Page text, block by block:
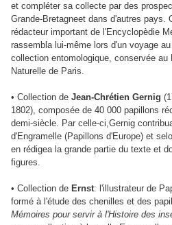
et compléter sa collecte par des
Grande-Bretagneet dans d'autres pays.
rédacteur important de l'Encyclopèdie
rassembla lui-même lors d'un voyage
collection entomologique, conservée au
Naturelle de Paris.
• Collection de Jean-Chrétien Gernig
1802), composée de 40 000 papillons
demi-siècle. Par celle-ci,Gernig
d'Engramelle (Papillons d'Europe) et
en rédigea la grande partie du texte et
figures.
• Collection de Ernst: l'illustrateur de
formé à l'étude des chenilles et des
Mémoires pour servir à l'Histoire des